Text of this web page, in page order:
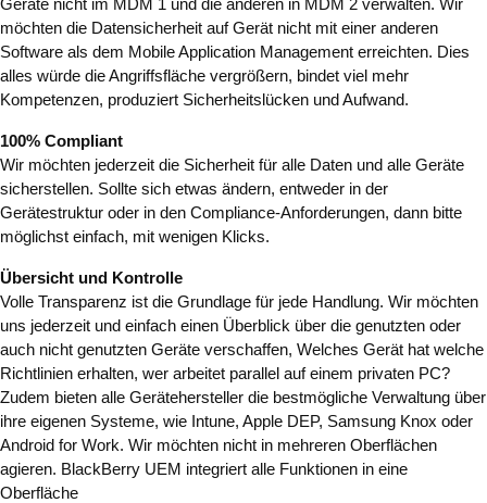
Geräte nicht im MDM 1 und die anderen in MDM 2 verwalten. Wir
möchten die Datensicherheit auf Gerät nicht mit einer anderen
Software als dem Mobile Application Management erreichten. Dies
alles würde die Angriffsfläche vergrößern, bindet viel mehr
Kompetenzen, produziert Sicherheitslücken und Aufwand.
100% Compliant
Wir möchten jederzeit die Sicherheit für alle Daten und alle Geräte
sicherstellen. Sollte sich etwas ändern, entweder in der
Gerätestruktur oder in den Compliance-Anforderungen, dann bitte
möglichst einfach, mit wenigen Klicks.
Übersicht und Kontrolle
Volle Transparenz ist die Grundlage für jede Handlung. Wir möchten
uns jederzeit und einfach einen Überblick über die genutzten oder
auch nicht genutzten Geräte verschaffen, Welches Gerät hat welche
Richtlinien erhalten, wer arbeitet parallel auf einem privaten PC?
Zudem bieten alle Gerätehersteller die bestmögliche Verwaltung über
ihre eigenen Systeme, wie Intune, Apple DEP, Samsung Knox oder
Android for Work. Wir möchten nicht in mehreren Oberflächen
agieren. BlackBerry UEM integriert alle Funktionen in eine
Oberfläche